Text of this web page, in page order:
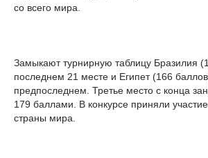
со всего мира.
Замыкают турнирную таблицу Бразилия
последнем 21 месте и Египет (166
предпоследнем. Третье место с конца
179 баллами. В конкурсе приняли
страны мира.